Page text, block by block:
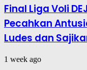
Final Liga Voli
Pecahkan
Ludes dan
1 week ago